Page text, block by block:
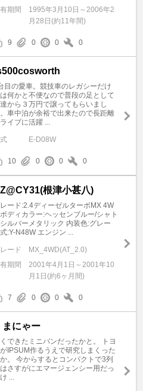
期間
1995年3月10日～2006年2
月28日(約11年間)
9 0 0 0
目の愛車。競技車のレガシーだけ
何かと不便なので普段の足として
から３万円で譲ってもらいまし
車中泊が余裕で出来たので長距離
ライブに活躍 ...
E-D08W
10 0 0 0
根津小甚八)
ード:2.4ディーゼルターボMX 4W
ディカラー:ヘッセンブルー/シャト
ルバーメタリック 内装色:グレー
:Y-N48W エンジン ...
ード
MX_4WD(AT_2.0)
期間
2001年4月1日～2001年10
月1日(約6ヶ月間)
7 0 0 0
まにゃー
できたミニバンだったかと。 トヨ
IPSUM作るうえで研究しまくった
。 今からするとコンパクトで3列
さすがにエマージェンシー用だっ
...